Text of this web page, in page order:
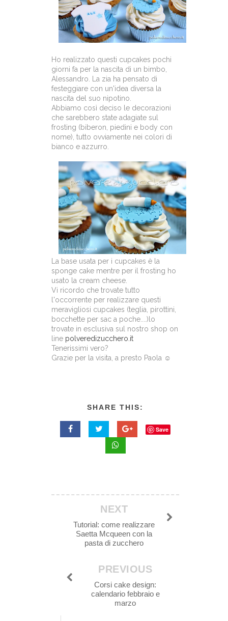
Ho realizzato questi cupcakes pochi
giorni fa per la nascita di un bimbo,
Alessandro. La zia ha pensato di
festeggiare con un'idea diversa la
nascita del suo nipotino.
Abbiamo così deciso le decorazioni
che sarebbero state adagiate sul
frosting (biberon, piedini e body con
nome), tutto ovviamente nei colori di
bianco e azzurro.
La base usata per i cupcakes è la
sponge cake mentre per il frosting ho
usato la cream cheese.
Vi ricordo che trovate tutto
l'occorrente per realizzare questi
meravigliosi cupcakes (teglia, pirottini,
bocchette per sac a poche....)lo
trovate in esclusiva sul nostro shop on
line polveredizucchero.it
Tenerissimi vero?
Grazie per la visita, a presto Paola ☺
SHARE THIS:
Save
NEXT
Tutorial: come realizzare
Saetta Mcqueen con la
pasta di zucchero
PREVIOUS
Corsi cake design:
calendario febbraio e
marzo